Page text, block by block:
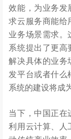
效能，为业务发
求云服务商能给
业务场景需求。
系统提出了更高
解决具体的业务
发平台或者什么
系统的建设将成
当下，中国正在
利用云计算、人